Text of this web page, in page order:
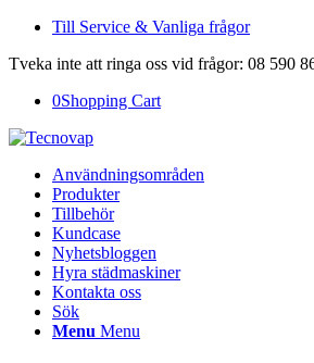
Till Service & Vanliga frågor
Tveka inte att ringa oss vid frågor: 08 590
0Shopping Cart
Användningsområden
Produkter
Tillbehör
Kundcase
Nyhetsbloggen
Hyra städmaskiner
Kontakta oss
Sök
Menu Menu